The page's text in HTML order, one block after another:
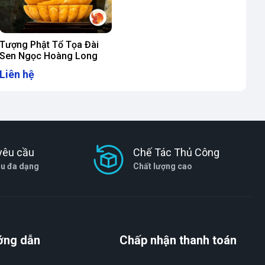
Tượng Phật Tổ Tọa Đài
Sen Ngọc Hoàng Long
Liên hệ
cầu
đa dạng
Chế Tác Thủ Công
Chất lượng cao
dẫn Chấp nhận thanh toán